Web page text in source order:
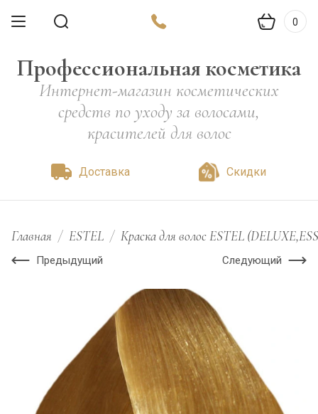
0
Профессиональная косметика
Интернет-магазин косметических
средств по уходу за волосами,
красителей для волос
Доставка Скидки
Главная / ESTEL / Краска для волос ESTEL
Предыдущий Следующий